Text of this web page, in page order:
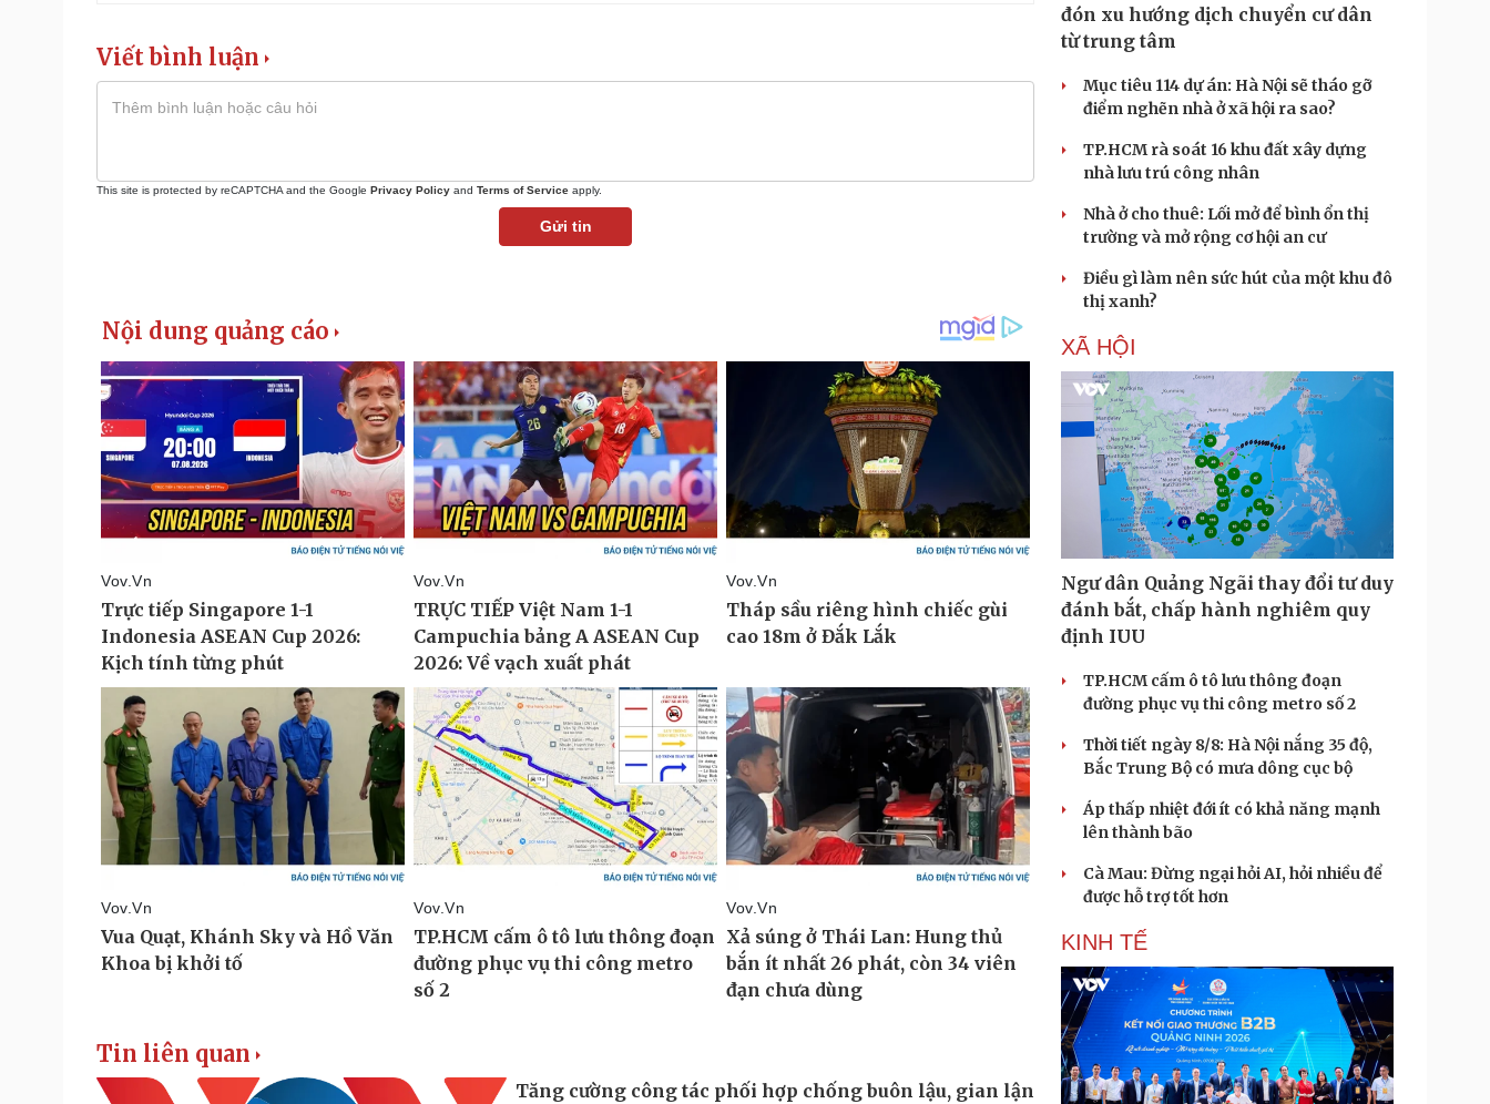
Viết bình luận
This site is protected by reCAPTCHA and the Google Privacy Policy and Terms of Service apply.
Gửi tin
Tin liên quan
Tăng cường công tác phối hợp chống buôn lậu, gian lận
đón xu hướng dịch chuyển cư dân
từ trung tâm
Mục tiêu 114 dự án: Hà Nội sẽ tháo gỡ
điểm nghẽn nhà ở xã hội ra sao?
TP.HCM rà soát 16 khu đất xây dựng
nhà lưu trú công nhân
Nhà ở cho thuê: Lối mở để bình ổn thị
trường và mở rộng cơ hội an cư
Điều gì làm nên sức hút của một khu đô
thị xanh?
XÃ HỘI
Ngư dân Quảng Ngãi thay đổi tư duy
đánh bắt, chấp hành nghiêm quy
định IUU
TP.HCM cấm ô tô lưu thông đoạn
đường phục vụ thi công metro số 2
Thời tiết ngày 8/8: Hà Nội nắng 35 độ,
Bắc Trung Bộ có mưa dông cục bộ
Áp thấp nhiệt đới ít có khả năng mạnh
lên thành bão
Cà Mau: Đừng ngại hỏi AI, hỏi nhiều để
được hỗ trợ tốt hơn
KINH TẾ